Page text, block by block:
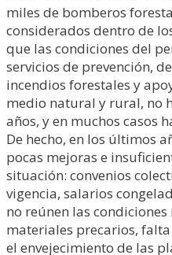
miles de bomberos
considerados dentro de
que las condiciones del
servicios de prevención,
incendios forestales y
medio natural y rural, no
años, y en muchos casos
De hecho, en los últimos
pocas mejoras e
situación: convenios
vigencia, salarios
no reúnen las
materiales precarios,
el envejecimiento de las